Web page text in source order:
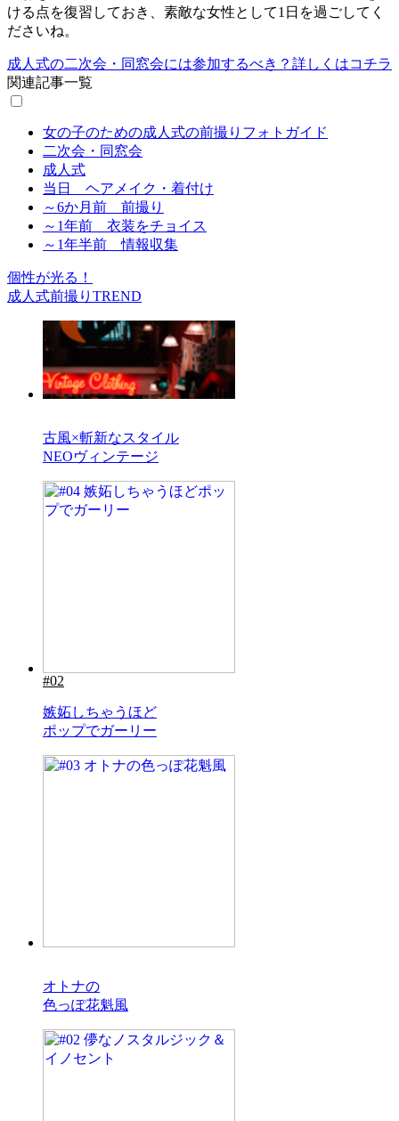
ける点を復習しておき、素敵な女性として1日を過ごしてく
ださいね。
成人式の二次会・同窓会には参加するべき？詳しくはコチラ
関連記事一覧
女の子のための成人式の前撮りフォトガイド
二次会・同窓会
成人式
当日 ヘアメイク・着付け
～6か月前 前撮り
～1年前 衣装をチョイス
～1年半前 情報収集
個性が光る！
成人式前撮りTREND
古風×斬新なスタイル
NEOヴィンテージ
#02
嫉妬しちゃうほど
ポップでガーリー
オトナの
色っぽ花魁風